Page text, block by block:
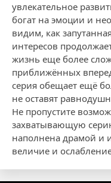
увлекательное
богат на эмоции и
видим, как
интересов
жизнь еще более
приближённых
серия обещает ещё
не оставят
Не пропустите
захватывающую
наполнена драмой и
величие и